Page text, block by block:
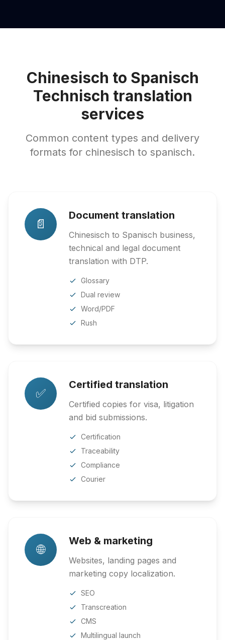
Chinesisch to Spanisch
Technisch translation
services
Common content types and delivery
formats for chinesisch to spanisch.
📄
Document translation
Chinesisch to Spanisch business,
technical and legal document
translation with DTP.
Glossary
Dual review
Word/PDF
Rush
✅
Certified translation
Certified copies for visa, litigation
and bid submissions.
Certification
Traceability
Compliance
Courier
🌐
Web & marketing
Websites, landing pages and
marketing copy localization.
SEO
Transcreation
CMS
Multilingual launch